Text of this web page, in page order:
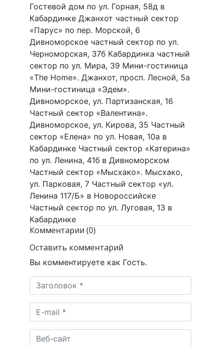
Гостевой дом по ул. Горная, 58д в
Кабардинке Джанхот частный сектор
«Парус» по пер. Морской, 6
Дивноморское частный сектор по ул.
Черноморская, 37б Кабардинка частный
сектор по ул. Мира, 39 Мини-гостиница
«The Home». Джанхот, просп. Лесной, 5а
Мини-гостиница «Эдем».
Дивноморское, ул. Партизанская, 16
Частный сектор «Валентина».
Дивноморское, ул. Кирова, 35 Частный
сектор «Елена» по ул. Новая, 10а в
Кабардинке Частный сектор «Катерина»
по ул. Ленина, 41б в Дивноморском
Частный сектор «Мысхако». Мысхако,
ул. Парковая, 7 Частный сектор «ул.
Ленина 117/Б» в Новороссийске
Частный сектор по ул. Луговая, 13 в
Кабардинке
Комментарии (0)
Оставить комментарий
Вы комментируете как Гость.